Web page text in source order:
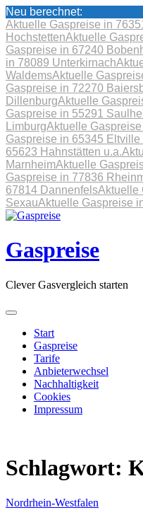
Neu berechnet:
Aktuelle Gaspreise in
HochstettenAktuelle
Gaspreise in 67240
in 78089 Unterkirnach
WaldemsAktuelle
Gaspreise in 72270
DillenburgAktuelle
Gaspreise in 55291
LimburgAktuelle
Gaspreise in 65345 Eltville
65623 Hahnstätten u.a.
MarnheimAktuelle
Gaspreise in 77836
67814 DannenfelsAktuelle
SexauAktuelle Gaspreise
Skip
content
Gaspreise
Clever Gasvergleich starten
Start
Gaspreise
Tarife
Anbieterwechsel
Nachhaltigkeit
Cookies
Impressum
Schlagwort:
Nordrhein-Westfalen